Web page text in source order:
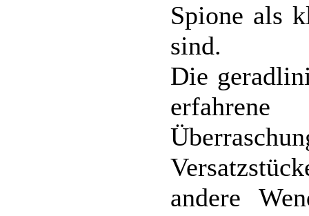
Spione als
sind.
Die
erfahrene
andere